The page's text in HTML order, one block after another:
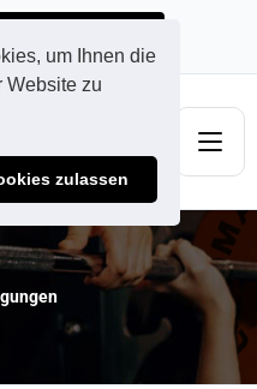
um Ihnen die
Website zu
zulassen